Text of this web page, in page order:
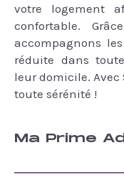
votre logement
confortable.
accompagnons
réduite dans
leur domicile. Avec
toute sérénité !
Ma Prime